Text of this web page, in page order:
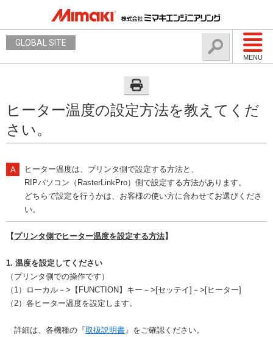
MENU
GLOBAL SITE
ヒーター温度の設定方法を教えてくだ
さい。
ヒーター温度は、プリンタ側で設定する方法と、
RIPパソコン（RasterLinkPro）側で設定する方法があります。
どちらで設定を行うかは、お客様の使い方に合わせてお選びくださ
い。
【プリンタ側でヒーター温度を設定する方法】
1. 温度を設定してください
（プリンタ側での操作です）
（1）ローカル－>【FUNCTION】キー－>[セッテイ]－>[ヒーター]
（2）各ヒーター温度を設定します。
詳細は、各機種の『取扱説明書』をご確認ください。